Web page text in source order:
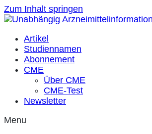
Zum Inhalt springen
Artikel
Studiennamen
Abonnement
CME
Über CME
CME-Test
Newsletter
Menu